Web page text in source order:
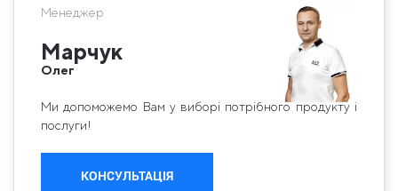
Менеджер
Марчук
Олег
Ми допоможемо Вам у виборі потрібного продукту і
послуги!
КОНСУЛЬТАЦІЯ